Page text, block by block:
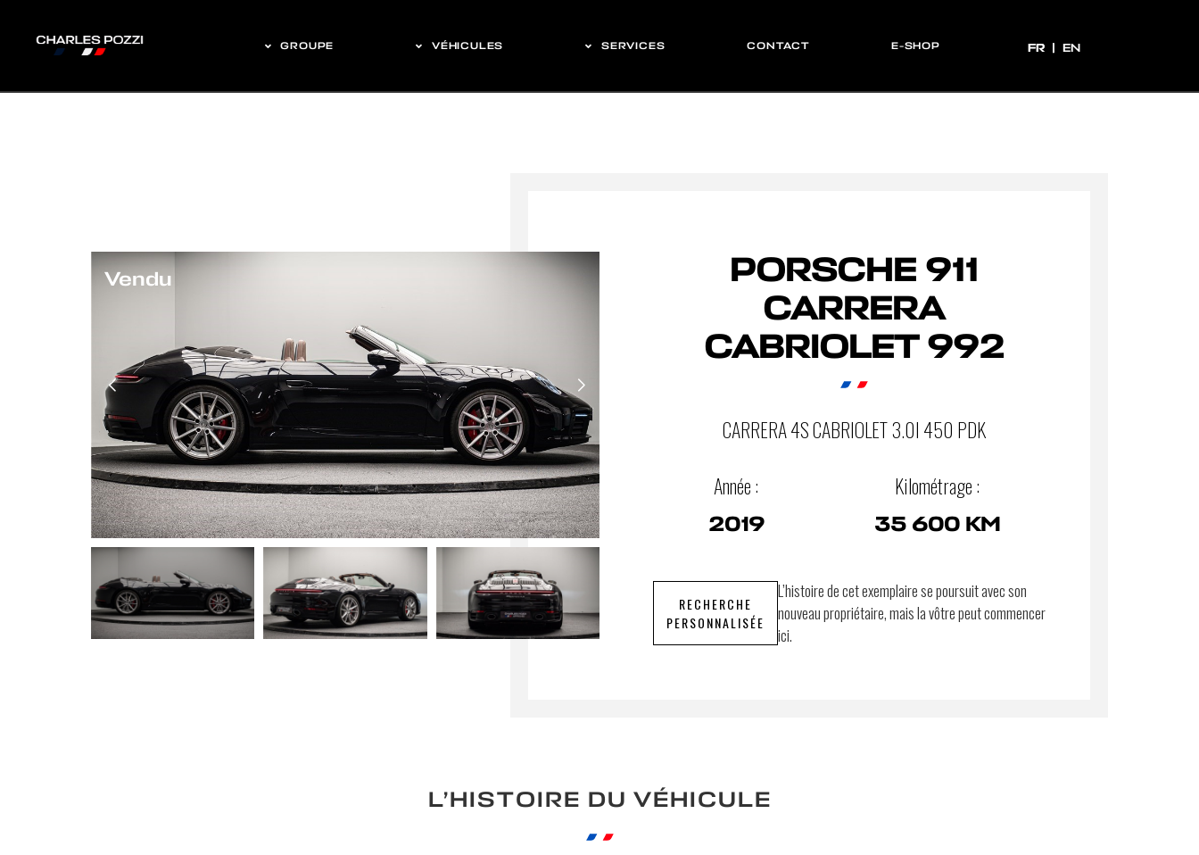
GROUPE VÉHICULES SERVICES CONTACT E-SHOP FR
FR EN
Vendu
PORSCHE 911
CARRERA
CABRIOLET 992
CARRERA 4S CABRIOLET 3.0I 450 PDK
Année :
2019
Kilométrage :
35 600 KM
RECHERCHE
PERSONNALISÉE
L’histoire de cet exemplaire se poursuit avec son
nouveau propriétaire, mais la vôtre peut commencer
ici.
L’HISTOIRE DU VÉHICULE